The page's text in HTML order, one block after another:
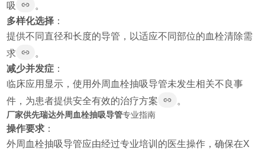
吸
。
多样化选择 ：
提供不同直径和长度的导管，以适应不同部位的血栓清除需
求
。
减少并发症 ：
临床应用显示，使用外周血栓抽吸导管未发生相关不良事
件，为患者提供安全有效的治疗方案
。
厂家供先瑞达外周血栓抽吸导管专业指南
操作要求 ：
外周血栓抽吸导管应由经过专业培训的医生操作，确保在X